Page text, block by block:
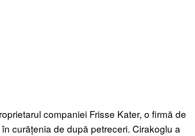
companiei Frisse Kater, o firmă de
curățenia de după petreceri. Cirakoglu a